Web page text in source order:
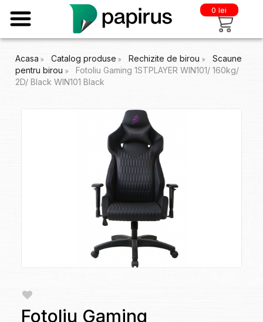
0 lei
Acasa Catalog produse Rechizite de birou
Scaune
pentru birou
Fotoliu Gaming 1STPLAYER WIN101/ 160kg/
2D/ Black WIN101 Black
Fotoliu Gaming